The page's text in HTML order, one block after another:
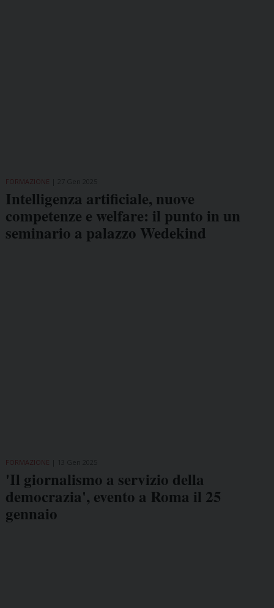
FORMAZIONE
Intelligenza artificiale, nuove
competenze e welfare: il punto in un
seminario a palazzo Wedekind
FORMAZIONE
'Il giornalismo a servizio della
democrazia', evento a Roma il 25
gennaio